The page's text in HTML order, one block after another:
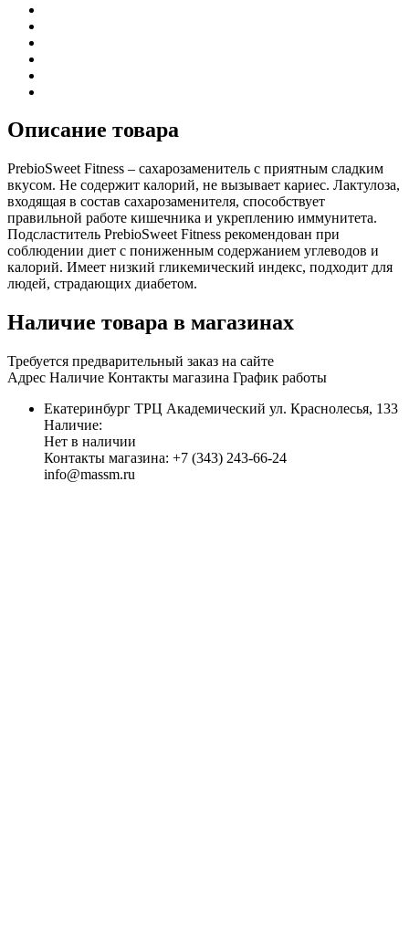
Описание товара
PrebioSweet Fitness – сахарозаменитель с приятным сладким
вкусом. Не содержит калорий, не вызывает кариес. Лактулоза,
входящая в состав сахарозаменителя, способствует
правильной работе кишечника и укреплению иммунитета.
Подсластитель PrebioSweet Fitness рекомендован при
соблюдении диет с пониженным содержанием углеводов и
калорий. Имеет низкий гликемический индекс, подходит для
людей, страдающих диабетом.
Наличие товара в магазинах
Требуется предварительный заказ на сайте
Адрес Наличие Контакты магазина График работы
Екатеринбург ТРЦ Академический ул. Краснолесья, 133
Наличие:
Нет в наличии
Контакты магазина: +7 (343) 243-66-24
info@massm.ru